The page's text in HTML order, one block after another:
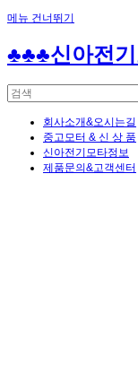
메뉴 건너뛰기
♣♣♣신아전
회사소개&오시는길
중고모터 & 신 상 품
신아전기모타정보
제품문의&고객센터